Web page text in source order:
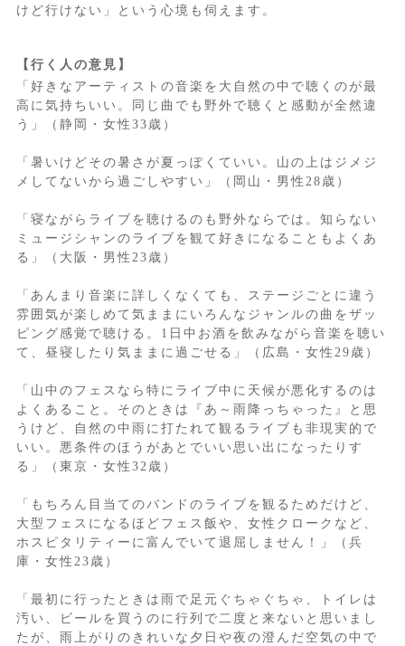
けど行けない」という心境も伺えます。
【行く人の意見】
「好きなアーティストの音楽を大自然の中で聴くのが最
高に気持ちいい。同じ曲でも野外で聴くと感動が全然違
う」（静岡・女性33歳）
「暑いけどその暑さが夏っぽくていい。山の上はジメジ
メしてないから過ごしやすい」（岡山・男性28歳）
「寝ながらライブを聴けるのも野外ならでは。知らない
ミュージシャンのライブを観て好きになることもよくあ
る」（大阪・男性23歳）
「あんまり音楽に詳しくなくても、ステージごとに違う
雰囲気が楽しめて気ままにいろんなジャンルの曲をザッ
ピング感覚で聴ける。1日中お酒を飲みながら音楽を聴い
て、昼寝したり気ままに過ごせる」（広島・女性29歳）
「山中のフェスなら特にライブ中に天候が悪化するのは
よくあること。そのときは『あ～雨降っちゃった』と思
うけど、自然の中雨に打たれて観るライブも非現実的で
いい。悪条件のほうがあとでいい思い出になったりす
る」（東京・女性32歳）
「もちろん目当てのバンドのライブを観るためだけど、
大型フェスになるほどフェス飯や、女性クロークなど、
ホスピタリティーに富んでいて退屈しません！」（兵
庫・女性23歳）
「最初に行ったときは雨で足元ぐちゃぐちゃ、トイレは
汚い、ビールを買うのに行列で二度と来ないと思いまし
たが、雨上がりのきれいな夕日や夜の澄んだ空気の中で